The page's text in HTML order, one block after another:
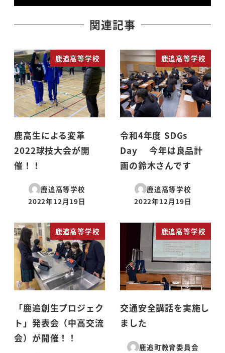
関連記事
鹿追高等学校
鹿高生による変革
2022球技大会が開
催！！
鹿追高等学校
投稿日
2022年12月19日
鹿追高等学校
令和4年度 SDGs
Day 今年は良品計
画の鈴木さんです
鹿追高等学校
投稿日
2022年12月19日
鹿追高等学校
「鹿追創生プロジェク
ト」発表会（中高交流
会）が開催！！
鹿追高等学校
交通安全講話を実施し
ました
鹿追町教育委員会